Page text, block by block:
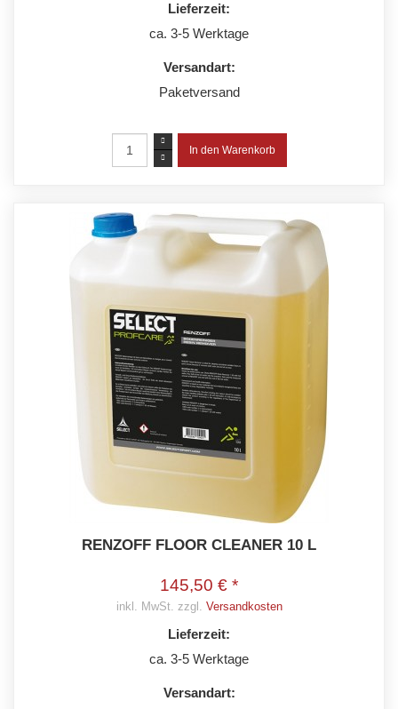
Lieferzeit:
ca. 3-5 Werktage
Versandart:
Paketversand
RENZOFF FLOOR CLEANER 10 L
145,50 € *
inkl. MwSt. zzgl. Versandkosten
Lieferzeit:
ca. 3-5 Werktage
Versandart: